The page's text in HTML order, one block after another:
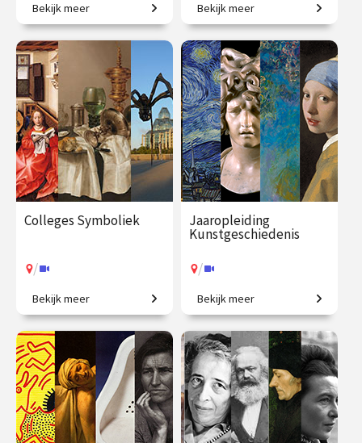
Een geweldig aanbod aan
hedendaagse kunst.
€ 35.00
vanaf 17
aug.
/ Op locatie of online
Bekijk meer
Kom mee en ontdek het
mooiste stadhuis van de
Gouden Eeuw!
€ 27.50
vanaf 12
aug.
Op locatie
Bekijk meer
Colleges Symboliek
/
Beeldbetekenis in de kunst.
€ 345.00
vanaf 22
sep.
/ Op locatie of online
Bekijk meer
Jaaropleiding
Kunstgeschiedenis
/
Het colloquium
kunstgeschiedenis, in één
jaar. Een uitgebreid
chronologisch overzicht.
€ 1225.00
vanaf 23
sep.
/ Op locatie of online
Bekijk meer